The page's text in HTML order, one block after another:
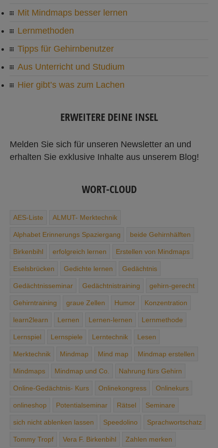
Mit Mindmaps besser lernen
Lernmethoden
Tipps für Gehirnbenutzer
Aus Unterricht und Studium
Hier gibt’s was zum Lachen
ERWEITERE DEINE INSEL
Melden Sie sich für unseren Newsletter an und
erhalten Sie exklusive Inhalte aus unserem Blog!
WORT-CLOUD
AES-Liste ALMUT- Merktechnik
Alphabet ­Erinnerungs ­Spaziergang beide Gehirnhälften
Birkenbihl erfolgreich lernen Erstellen von Mindmaps
Eselsbrücken Gedichte ­lernen Gedächtnis
Gedächtnisseminar Gedächtnis­training gehirn-gerecht
Gehirntraining graue Zellen Humor Konzentration
learn2learn Lernen Lernen-lernen Lernmethode
Lernspiel Lernspiele Lerntechnik Lesen
Merktechnik Mindmap Mind map Mindmap erstellen
Mindmaps Mindmap und Co. Nahrung ­fürs ­Gehirn
Online-Gedächtnis- Kurs Onlinekongress Onlinekurs
onlineshop Potentialseminar Rätsel Seminare
sich ­nicht ­ablenken ­lassen Speedolino Sprachwortschatz
Tommy Tropf Vera F. Birkenbihl Zahlen merken